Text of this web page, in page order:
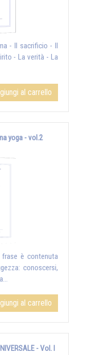
- Il sacrificio - Il
- La verità - La
al carrello
yoga - vol.2
è contenuta
conoscersi,
al carrello
- Vol. I